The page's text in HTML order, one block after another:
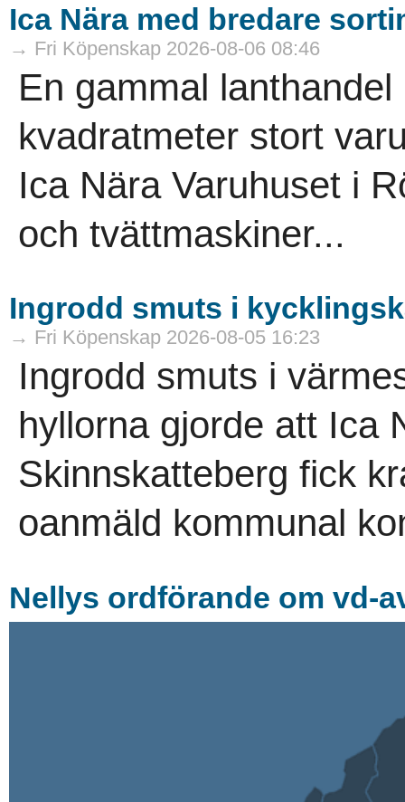
Ica Nära med bredare
→ Fri Köpenskap 2026-08-06 08:46
En gammal
kvadratmeter stort
Ica Nära Varuhuset i
och tvättmaskiner...
Ingrodd smuts i
→ Fri Köpenskap 2026-08-05 16:23
Ingrodd smuts i
hyllorna gjorde att Ica
Skinnskatteberg fick
oanmäld kommunal
Nellys ordförande om vd-